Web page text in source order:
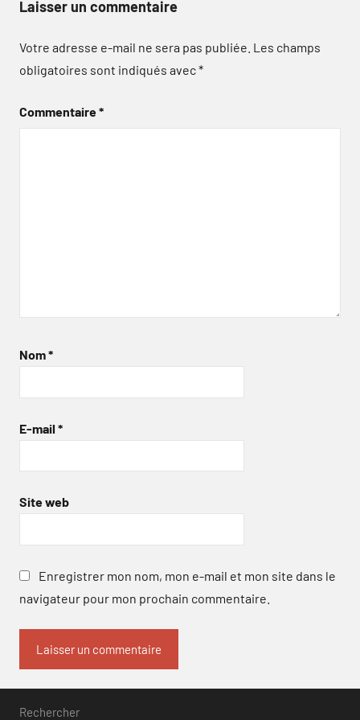
Laisser un commentaire
Votre adresse e-mail ne sera pas publiée. Les champs
obligatoires sont indiqués avec*
Commentaire*
Nom*
E-mail *
Site web
Enregistrer mon nom, mon e-mail et mon site dans le
navigateur pour mon prochain commentaire.
Rechercher